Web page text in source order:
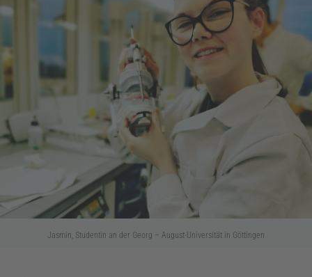
a
h
n
Jasmin, Studentin an der Georg – August-Universität in Göttingen